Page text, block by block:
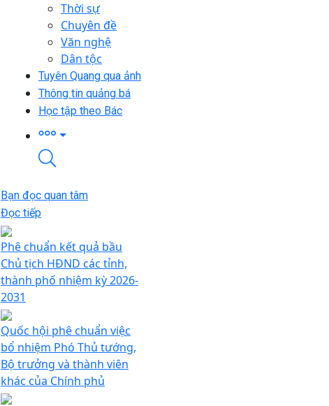
Thời sự
Chuyên đề
Văn nghệ
Dân tộc
Tuyên Quang qua ảnh
Thông tin quảng bá
Học tập theo Bác
Bạn đọc quan tâm
Đọc tiếp
Phê chuẩn kết quả bầu
Chủ tịch HĐND các tỉnh,
thành phố nhiệm kỳ 2026-
2031
Quốc hội phê chuẩn việc
bổ nhiệm Phó Thủ tướng,
Bộ trưởng và thành viên
khác của Chính phủ